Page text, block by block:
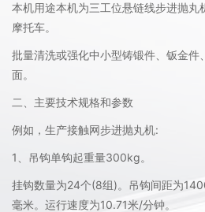
本机用途本机为三工位悬链线步进抛丸
摩托车。
批量清洗或强化中小型铸锻件、钣金件
面。
二、主要技术规格和参数
例如，生产接触网步进抛丸机:
1、吊钩单钩起重量300kg。
挂钩数量为24个(8组)。吊钩间距为
毫米。运行速度为10.71米/分钟。